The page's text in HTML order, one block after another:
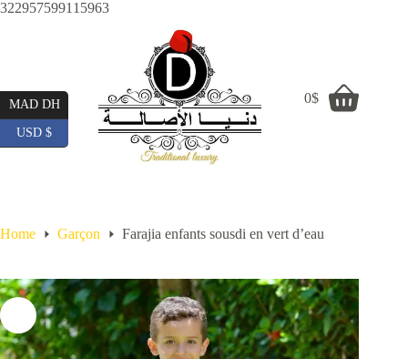
322957599115963Skip
Shopping
0$
Home Garçon Farajia enfants sousdi en vert d’eau
MAD DH
USD $